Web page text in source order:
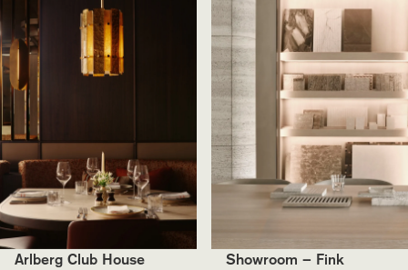
Arlberg Club House
Showroom – Fink